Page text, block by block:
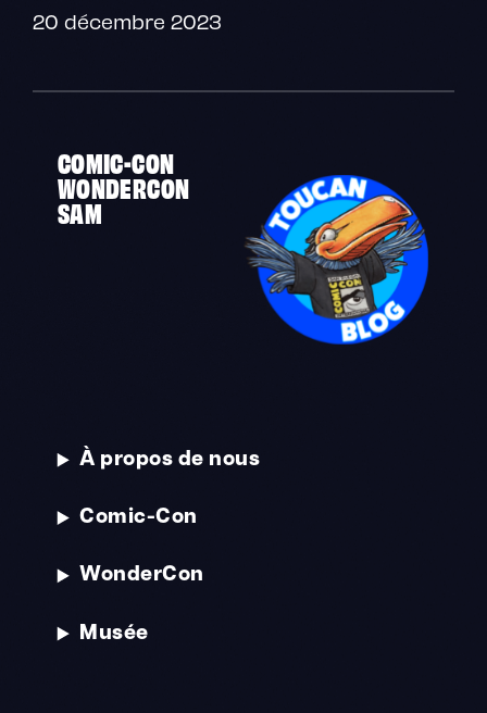
20 décembre 2023
COMIC-CON
WONDERCON
SAM
À propos de nous
Comic-Con
WonderCon
Musée